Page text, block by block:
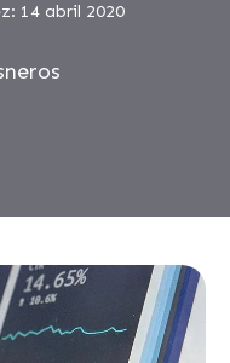
14 abril 2020